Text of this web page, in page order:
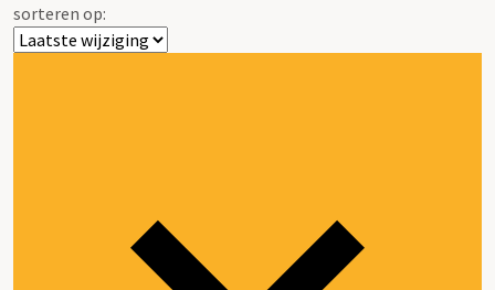
sorteren op: